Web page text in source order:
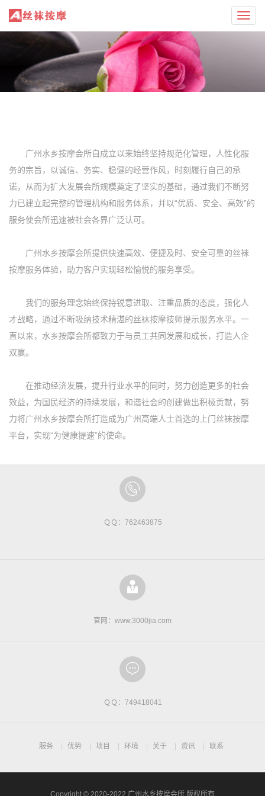
广州水乡按摩会所自成立以来始终坚持规范化管理，人性化服
务的宗旨，以诚信、务实、稳健的经营作风，时刻履行自己的承
诺，从而为扩大发展会所规模奠定了坚实的基础，通过我们不断努
力已建立起完整的管理机构和服务体系，并以“优质、安全、高效”的
服务使会所迅速被社会各界广泛认可。
广州水乡按摩会所提供快速高效、便捷及时、安全可靠的丝袜
按摩服务体验，助力客户实现轻松愉悦的服务享受。
我们的服务理念始终保持锐意进取、注重品质的态度，强化人
才战略，通过不断吸纳技术精湛的丝袜按摩技师提示服务水平。一
直以来，水乡按摩会所都致力于与员工共同发展和成长，打造人企
双赢。
在推动经济发展，提升行业水平的同时，努力创造更多的社会
效益，为国民经济的持续发展，和谐社会的创建做出积极贡献，努
力将广州水乡按摩会所打造成为广州高端人士首选的上门丝袜按摩
平台，实现“为健康提速”的使命。
ＱＱ：762463875
官网：www.3000jia.com
ＱＱ：749418041
服务 优势 项目 环境 关于 资讯 联系